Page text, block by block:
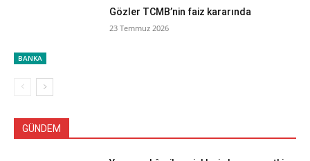
BANKA
Gözler TCMB’nin faiz kararında
23 Temmuz 2026
GÜNDEM